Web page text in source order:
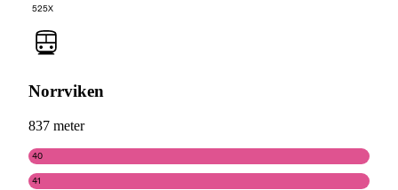
525X
Norrviken
837 meter
40
41